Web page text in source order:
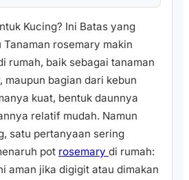
Kucing? Ini Batas yang
Tanaman rosemary makin
rumah, baik sebagai tanaman
maupun bagian dari kebun
kuat, bentuk daunnya
relatif mudah. Namun
satu pertanyaan sering
pot rosemary di rumah:
aman jika digigit atau dimakan